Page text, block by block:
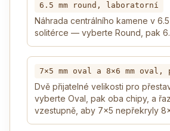
6.5 mm round, laboratorní
Náhrada centrálního kamene v
solitérce — vyberte Round, pak
7×5 mm oval a 8×6 mm
Dvě přijatelné velikosti pro
vyberte Oval, pak oba chipy, a
vzestupně, aby 7×5 nepřekryly